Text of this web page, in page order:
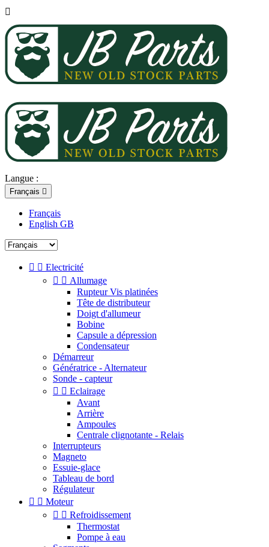

Langue :
Français 
Français
English GB
  Electricité
  Allumage
Rupteur Vis platinées
Tête de distributeur
Doigt d'allumeur
Bobine
Capsule a dépression
Condensateur
Démarreur
Génératrice - Alternateur
Sonde - capteur
  Eclairage
Avant
Arrière
Ampoules
Centrale clignotante - Relais
Interrupteurs
Magneto
Essuie-glace
Tableau de bord
Régulateur
  Moteur
  Refroidissement
Thermostat
Pompe à eau